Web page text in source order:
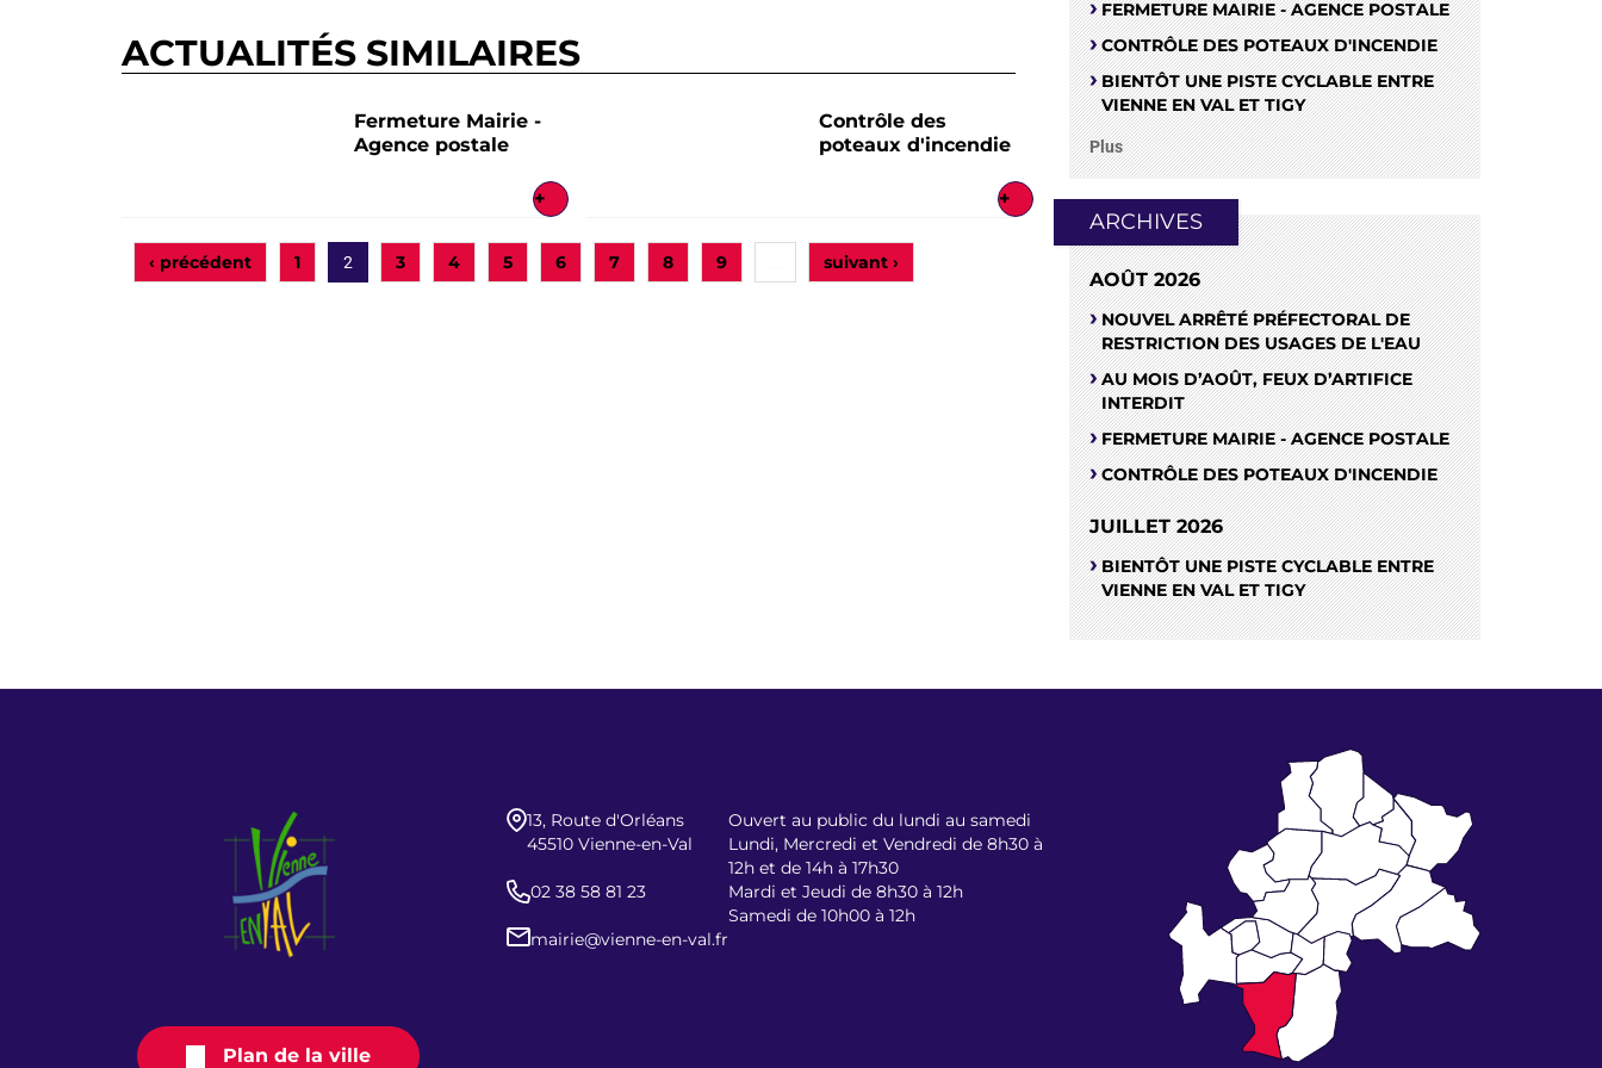
ACTUALITÉS SIMILAIRES
Fermeture Mairie -
Agence postale
+
Contrôle des
poteaux d'incendie
+
‹ précédent 1 2 3 4 5 6 7 8 9 suivant ›
FERMETURE MAIRIE - AGENCE POSTALE
CONTRÔLE DES POTEAUX D'INCENDIE
BIENTÔT UNE PISTE CYCLABLE ENTRE
VIENNE EN VAL ET TIGY
Plus
ARCHIVES
AOÛT 2026
NOUVEL ARRÊTÉ PRÉFECTORAL DE
RESTRICTION DES USAGES DE L'EAU
AU MOIS D’AOÛT, FEUX D’ARTIFICE
INTERDIT
FERMETURE MAIRIE - AGENCE POSTALE
CONTRÔLE DES POTEAUX D'INCENDIE
JUILLET 2026
BIENTÔT UNE PISTE CYCLABLE ENTRE
VIENNE EN VAL ET TIGY
Plan de la ville
13, Route d'Orléans
45510 Vienne-en-Val
02 38 58 81 23
mairie@vienne-en-val.fr
Ouvert au public du lundi au samedi
Lundi, Mercredi et Vendredi de 8h30 à
12h et de 14h à 17h30
Mardi et Jeudi de 8h30 à 12h
Samedi de 10h00 à 12h